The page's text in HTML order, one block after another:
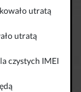
utratą
utratą
czystych IMEI